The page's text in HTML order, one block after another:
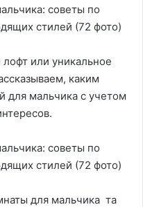
или уникальное
каким
для мальчика с учетом
для мальчика та